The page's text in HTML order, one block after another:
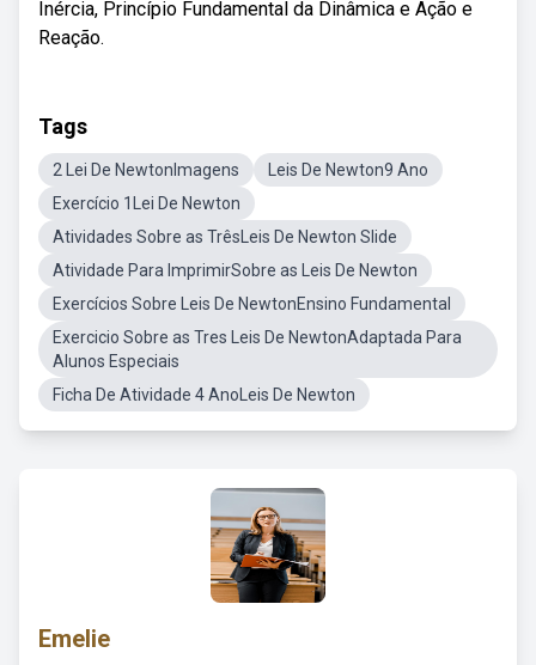
Inércia, Princípio Fundamental da Dinâmica e Ação e
Reação.
Tags
2 Lei De NewtonImagens
Leis De Newton9 Ano
Exercício 1Lei De Newton
Atividades Sobre as TrêsLeis De Newton Slide
Atividade Para ImprimirSobre as Leis De Newton
Exercícios Sobre Leis De NewtonEnsino Fundamental
Exercicio Sobre as Tres Leis De NewtonAdaptada Para
Alunos Especiais
Ficha De Atividade 4 AnoLeis De Newton
Emelie